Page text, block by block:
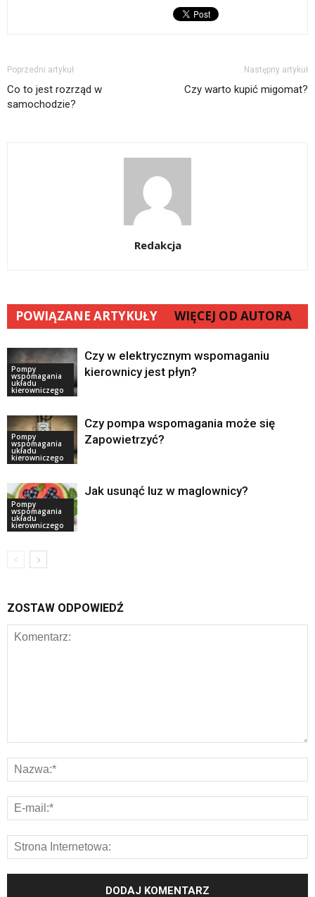
Poprzedni artykuł
Co to jest rozrząd w
samochodzie?
Następny artykuł
Czy warto kupić migomat?
Redakcja
POWIĄZANE ARTYKUŁY WIĘCEJ OD AUTORA
Pompy
wspomagania
układu
kierowniczego
Czy w elektrycznym wspomaganiu
kierownicy jest płyn?
Pompy
wspomagania
układu
kierowniczego
Czy pompa wspomagania może się
Zapowietrzyć?
Pompy
wspomagania
układu
kierowniczego
Jak usunąć luz w maglownicy?
ZOSTAW ODPOWIEDŹ